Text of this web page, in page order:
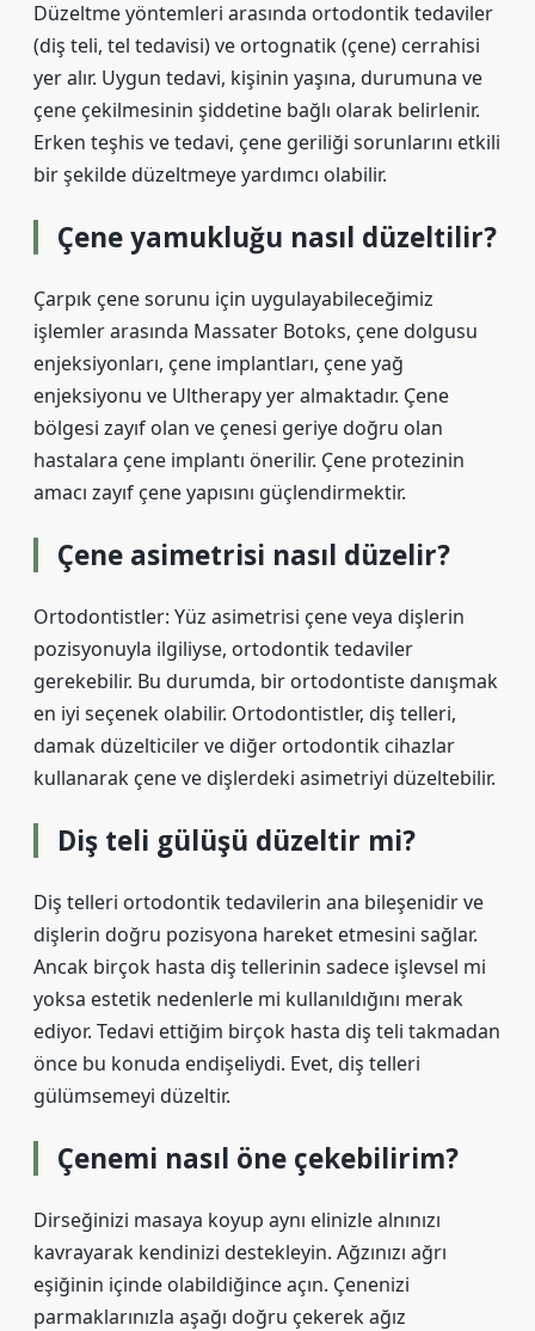
Düzeltme yöntemleri arasında ortodontik tedaviler
(diş teli, tel tedavisi) ve ortognatik (çene) cerrahisi
yer alır. Uygun tedavi, kişinin yaşına, durumuna ve
çene çekilmesinin şiddetine bağlı olarak belirlenir.
Erken teşhis ve tedavi, çene geriliği sorunlarını etkili
bir şekilde düzeltmeye yardımcı olabilir.
Çene yamukluğu nasıl düzeltilir?
Çarpık çene sorunu için uygulayabileceğimiz
işlemler arasında Massater Botoks, çene dolgusu
enjeksiyonları, çene implantları, çene yağ
enjeksiyonu ve Ultherapy yer almaktadır. Çene
bölgesi zayıf olan ve çenesi geriye doğru olan
hastalara çene implantı önerilir. Çene protezinin
amacı zayıf çene yapısını güçlendirmektir.
Çene asimetrisi nasıl düzelir?
Ortodontistler: Yüz asimetrisi çene veya dişlerin
pozisyonuyla ilgiliyse, ortodontik tedaviler
gerekebilir. Bu durumda, bir ortodontiste danışmak
en iyi seçenek olabilir. Ortodontistler, diş telleri,
damak düzelticiler ve diğer ortodontik cihazlar
kullanarak çene ve dişlerdeki asimetriyi düzeltebilir.
Diş teli gülüşü düzeltir mi?
Diş telleri ortodontik tedavilerin ana bileşenidir ve
dişlerin doğru pozisyona hareket etmesini sağlar.
Ancak birçok hasta diş tellerinin sadece işlevsel mi
yoksa estetik nedenlerle mi kullanıldığını merak
ediyor. Tedavi ettiğim birçok hasta diş teli takmadan
önce bu konuda endişeliydi. Evet, diş telleri
gülümsemeyi düzeltir.
Çenemi nasıl öne çekebilirim?
Dirseğinizi masaya koyup aynı elinizle alnınızı
kavrayarak kendinizi destekleyin. Ağzınızı ağrı
eşiğinin içinde olabildiğince açın. Çenenizi
parmaklarınızla aşağı doğru çekerek ağız